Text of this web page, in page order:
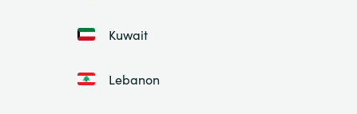
Kuwait
Lebanon